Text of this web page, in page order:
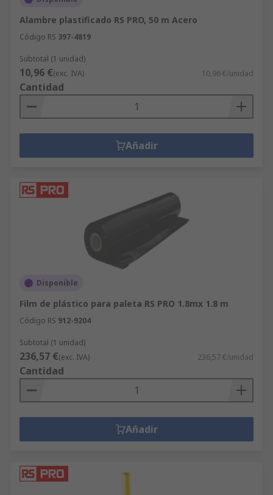
Alambre plastificado RS PRO, 50 m Acero
Código RS 397-4819
Subtotal (1 unidad)
10,96 €(exc. IVA) 10,96 €/unidad
Cantidad
Añadir
Disponible
Film de plástico para paleta RS PRO 1.8mx 1.8 m
Código RS 912-9204
Subtotal (1 unidad)
236,57 €(exc. IVA) 236,57 €/unidad
Cantidad
Añadir